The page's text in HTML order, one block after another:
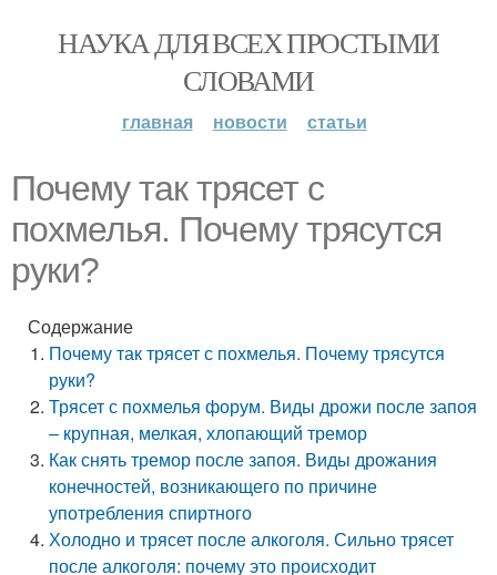
НАУКА ДЛЯ ВСЕХ ПРОСТЫМИ
СЛОВАМИ
главная новости статьи
Почему так трясет с
похмелья. Почему трясутся
руки?
Содержание
Почему так трясет с похмелья. Почему трясутся
руки?
Трясет с похмелья форум. Виды дрожи после запоя
– крупная, мелкая, хлопающий тремор
Как снять тремор после запоя. Виды дрожания
конечностей, возникающего по причине
употребления спиртного
Холодно и трясет после алкоголя. Сильно трясет
после алкоголя: почему это происходит